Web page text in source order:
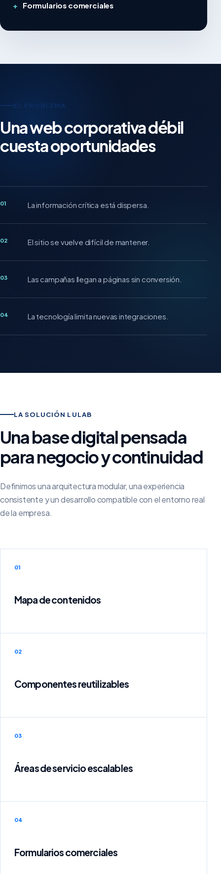
Formularios comerciales
EL PROBLEMA
Una web corporativa débil
cuesta oportunidades
01 La información crítica está dispersa.
02 El sitio se vuelve difícil de mantener.
03 Las campañas llegan a páginas sin conversión.
04 La tecnología limita nuevas integraciones.
LA SOLUCIÓN LULAB
Una base digital pensada
para negocio y continuidad
Definimos una arquitectura modular, una experiencia
consistente y un desarrollo compatible con el entorno real
de la empresa.
01
Mapa de contenidos
02
Componentes reutilizables
03
Áreas de servicio escalables
04
Formularios comerciales